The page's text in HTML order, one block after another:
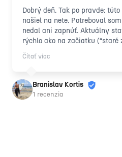
Dobrý deň. Tak po pravde:
našiel na nete. Potreboval
nedal ani zapnúť. Aktuálny
rýchlo ako na začiatku (“staré
Vám.
Čítať viac
Branislav Kortis
1 recenzia